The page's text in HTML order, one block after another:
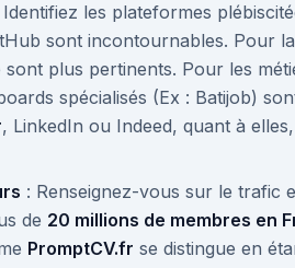
Identifiez les plateformes
sont incontournables. Pour la
plus pertinents. Pour les
spécialisés (Ex : Batijob)
, LinkedIn ou Indeed, quant à
: Renseignez-vous sur le trafic
de 20 millions de membres en
PromptCV.fr se distingue en